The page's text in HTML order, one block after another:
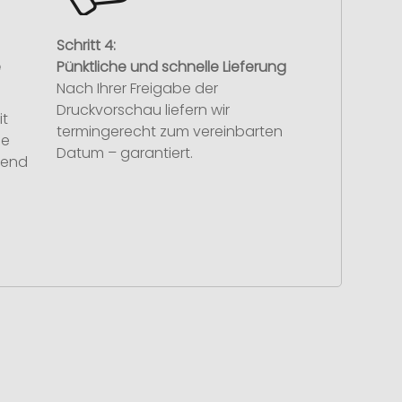
Schritt 4:
Pünktliche und schnelle Lieferung
Nach Ihrer Freigabe der
Druckvorschau liefern wir
termingerecht zum vereinbarten
Datum – garantiert.